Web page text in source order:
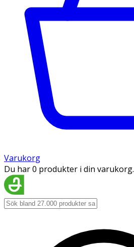
Varukorg
Du har 0 produkter i din varukorg.